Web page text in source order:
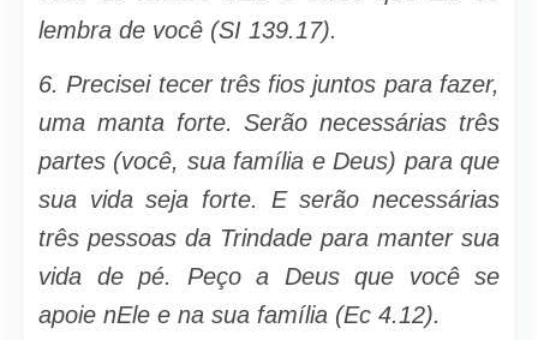
lembra de você (SI 139.17).
6. Precisei tecer três fios juntos para fazer,
uma manta forte. Serão necessá­rias três
partes (você, sua família e Deus) para que
sua vida seja forte. E serão ne­cessárias
três pessoas da Trindade para manter sua
vida de pé. Peço a Deus que você se
apoie nEle e na sua família (Ec 4.12).